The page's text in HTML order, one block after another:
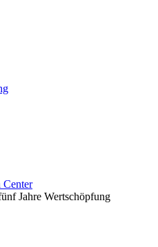
Center
Jahre Wertschöpfung